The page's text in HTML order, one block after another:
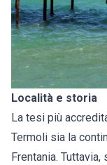
Località e storia
La tesi più
Termoli sia la
Frentania.